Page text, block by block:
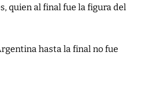
quien al final fue la figura del
hasta la final no fue